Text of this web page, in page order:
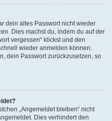
dein altes Passwort nicht wieder
Dies machst du, indem du auf der
vergessen“ klickst und den
wieder anmelden können.
dein Passwort zurückzusetzen, so
„Angemeldet bleiben“ nicht
Dies verhindert den